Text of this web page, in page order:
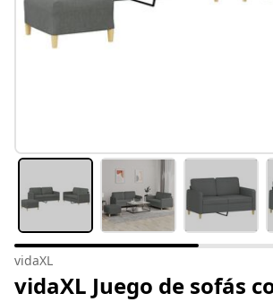
vidaXL
vidaXL Juego de sofás